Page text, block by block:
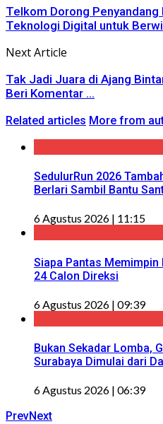
Telkom Dorong
Teknologi Digital untuk
Next Article
Tak Jadi Juara di Ajang
Beri Komentar ...
Related articles More from
SedulurRun 2026
Berlari Sambil Bantu
6 Agustus 2026 | 11:15
Siapa Pantas Memimpin
24 Calon Direksi
6 Agustus 2026 | 09:39
Bukan Sekadar Lomba,
Surabaya Dimulai dari
6 Agustus 2026 | 06:39
PrevNext